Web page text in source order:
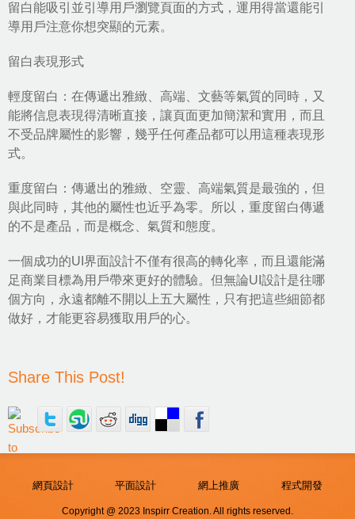
留白能吸引並引導用戶瀏覽頁面的方式，運用得當還能引
導用戶注意你想突顯的元素。
留白表現形式
輕度留白：在傳遞出雅緻、高端、文藝等氣質的同時，又
能將信息表現得清晰直接，讓頁面更加簡潔和實用，而且
不受品牌屬性的影響，幾乎任何產品都可以用這種表現形
式。
重度留白：傳遞出的雅緻、空靈、高端氣質是最強的，但
與此同時，其他的屬性也近乎為零。所以，重度留白傳遞
的不是產品，而是概念、氣質和態度。
一個成功的UI界面設計不僅有很高的轉化率，而且還能滿
足商業目標為用戶帶來更好的體驗。但無論UI設計是往哪
個方向，永遠都離不開以上五大屬性，只有把這些細節都
做好，才能更容易獲取用戶的心。
Share This Post!
網頁設計 平面設計 網上推廣 程式開發
Copyright @ 2023 Inspirr Creation. All rights reserved.